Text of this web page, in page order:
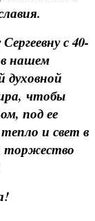
с 40-
нашем
чтобы
под ее
и свет в
торжество